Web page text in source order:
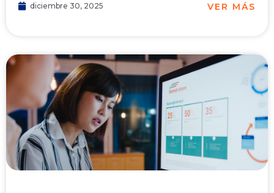
diciembre 30, 2025 VER MÁS